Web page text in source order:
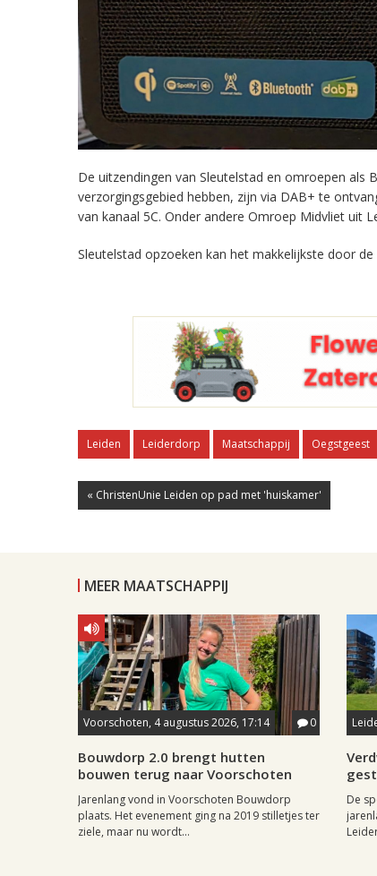
De uitzendingen van Sleutelstad en omroepen als
verzorgingsgebied hebben, zijn via DAB+ te
van kanaal 5C. Onder andere Omroep Midvliet uit
Sleutelstad opzoeken kan het makkelijkste door
Leiden Leiderdorp Maatschappij Oegstgeest
« ChristenUnie Leiden op pad met 'huiskamer'
MEER MAATSCHAPPIJ
Voorschoten, 4 augustus 2026, 17:14 0
Bouwdorp 2.0 brengt hutten
bouwen terug naar Voorschoten
Jarenlang vond in Voorschoten Bouwdorp
plaats. Het evenement ging na 2019 stilletjes ter
ziele, maar nu wordt...
De